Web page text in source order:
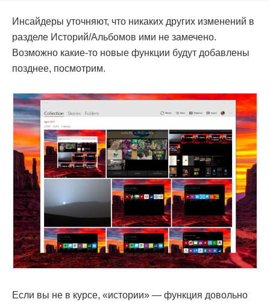
Инсайдеры уточняют, что никаких других изменений в
разделе Историй/Альбомов ими не замечено.
Возможно какие-то новые функции будут добавлены
позднее, посмотрим.
Если вы не в курсе, «истории» — функция довольно